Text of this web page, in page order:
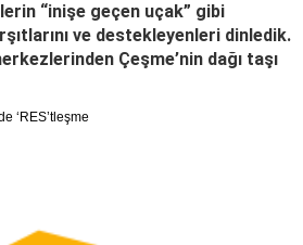
“inişe geçen uçak” gibi
ve destekleyenleri dinledik.
Çeşme’nin dağı taşı
‘RES’tleşme